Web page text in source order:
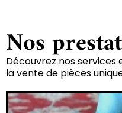
Nos
Découvrez nos
la vente de pièces